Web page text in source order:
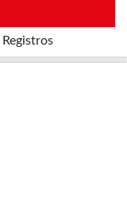
Registros